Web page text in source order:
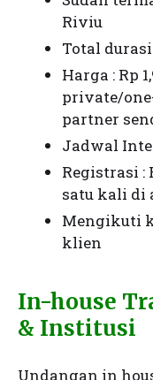
Riviu
Total
Harga : Rp
private/
partner
Jadwal
Registrasi :
satu kali di
Mengikuti
klien
In-house
& Institusi
Undangan in